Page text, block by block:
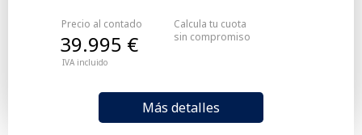
Precio al contado
IVA incluido
39.995 €
Más detalles
Calcula tu cuota
sin compromiso